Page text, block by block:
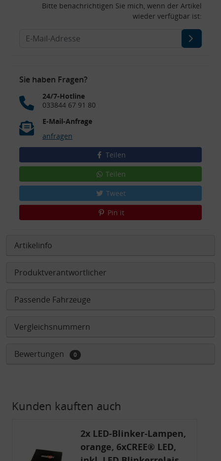
Bitte benachrichtigen Sie mich, wenn der Artikel
wieder verfügbar ist:
Sie haben Fragen?
24/7-Hotline
033844 67 91 80
E-Mail-Anfrage
anfragen
Teilen
Teilen
Tweet
Pin it
Artikelinfo
Produktverantwortlicher
Passende Fahrzeuge
Vergleichsnummern
Bewertungen 0
Kunden kauften auch
2x LED-Blinker-Lampen,
orange, 6xCREE® LED,